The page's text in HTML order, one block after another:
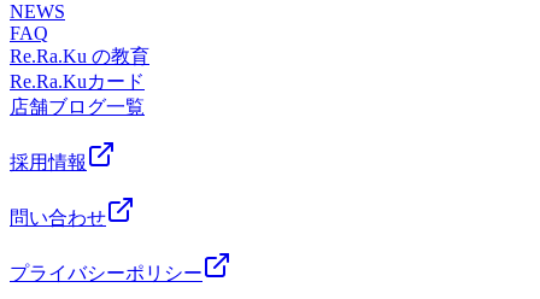
NEWS
FAQ
Re.Ra.Ku の教育
Re.Ra.Kuカード
店舗ブログ一覧
採用情報
問い合わせ
プライバシーポリシー